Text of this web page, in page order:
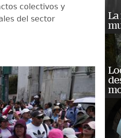
colectivos y
del sector
La